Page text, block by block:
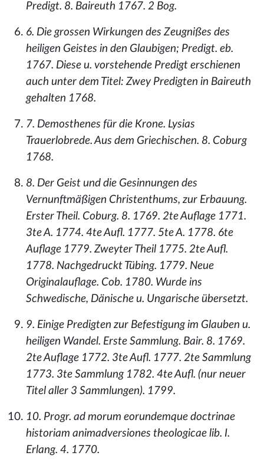
Predigt. 8. Baireuth 1767. 2 Bog.
6. Die grossen Wirkungen des Zeugnißes des
heiligen Geistes in den Glaubigen; Predigt. eb.
1767. Diese u. vorstehende Predigt erschienen
auch unter dem Titel: Zwey Predigten in Baireuth
gehalten 1768.
7. Demosthenes für die Krone. Lysias
Trauerlobrede. Aus dem Griechischen. 8. Coburg
1768.
8. Der Geist und die Gesinnungen des
Vernunftmäßigen Christenthums, zur Erbauung.
Erster Theil. Coburg. 8. 1769. 2te Auflage 1771.
3te A. 1774. 4te Aufl. 1777. 5te A. 1778. 6te
Auflage 1779. Zweyter Theil 1775. 2te Aufl.
1778. Nachgedruckt Tübing. 1779. Neue
Originalauflage. Cob. 1780. Wurde ins
Schwedische, Dänische u. Ungarische übersetzt.
9. Einige Predigten zur Befestigung im Glauben u.
heiligen Wandel. Erste Sammlung. Bair. 8. 1769.
2te Auflage 1772. 3te Aufl. 1777. 2te Sammlung
1773. 3te Sammlung 1782. 4te Aufl. (nur neuer
Titel aller 3 Sammlungen). 1799.
10. Progr. ad morum eorundemque doctrinae
historiam animadversiones theologicae lib. I.
Erlang. 4. 1770.